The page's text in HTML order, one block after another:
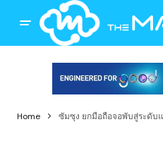
Home ซัมซุง ยกมือถือจอพับสู่ระดับ